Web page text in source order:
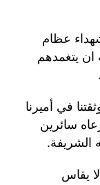
عظام
ان يتغمدهم
في أميرنا
سائرين
الشريفة.
يقاس